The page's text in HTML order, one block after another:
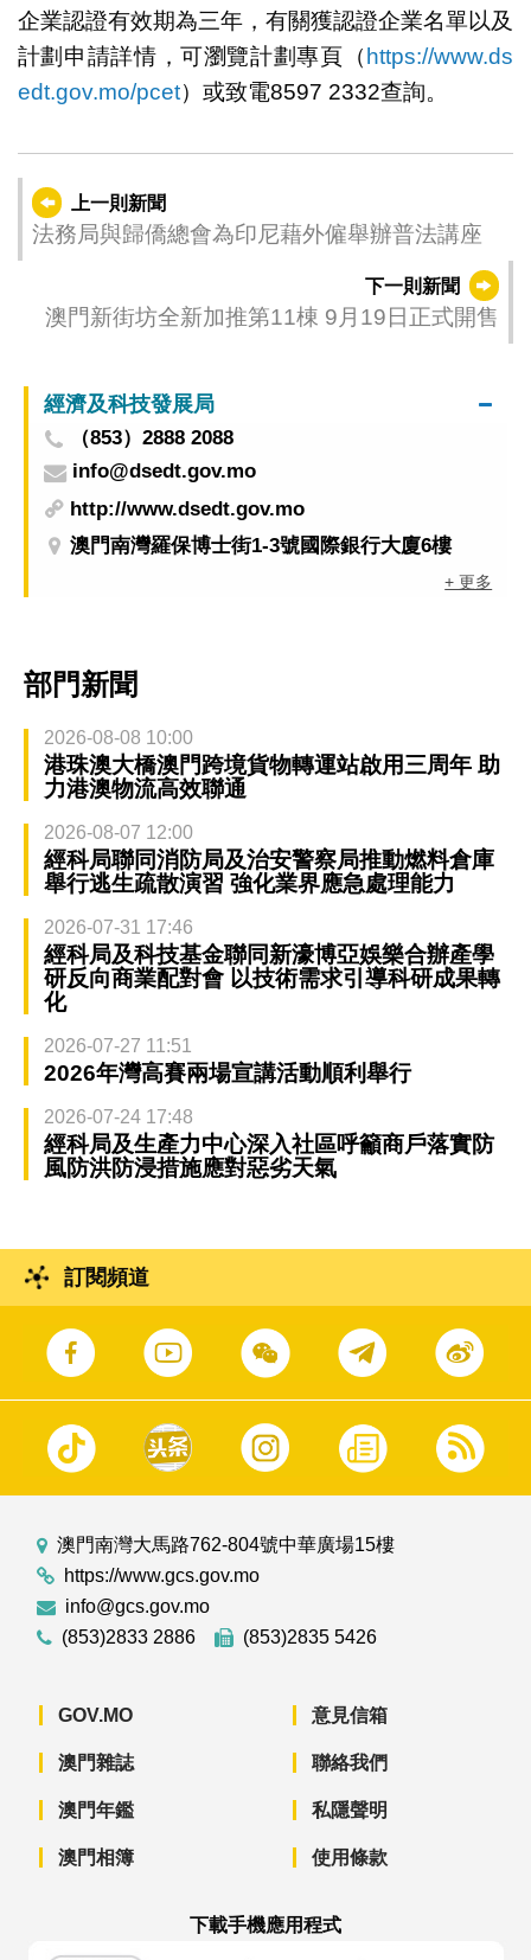
企業認證有效期為三年，有關獲認證企業名單以及
計劃申請詳情，可瀏覽計劃專頁（ https://www.ds
edt.gov.mo/pcet）或致電8597 2332查詢。
上一則新聞
法務局與歸僑總會為印尼藉外僱舉辦普法講座
下一則新聞
澳門新街坊全新加推第11棟 9月19日正式開售
經濟及科技發展局
（853）2888 2088
info@dsedt.gov.mo
http://www.dsedt.gov.mo
澳門南灣羅保博士街1-3號國際銀行大廈6樓
+ 更多
部門新聞
2026-08-08 10:00
港珠澳大橋澳門跨境貨物轉運站啟用三周年 助
力港澳物流高效聯通
2026-08-07 12:00
經科局聯同消防局及治安警察局推動燃料倉庫
舉行逃生疏散演習 強化業界應急處理能力
2026-07-31 17:46
經科局及科技基金聯同新濠博亞娛樂合辦產學
研反向商業配對會 以技術需求引導科研成果轉
化
2026-07-27 11:51
2026年灣高賽兩場宣講活動順利舉行
2026-07-24 17:48
經科局及生產力中心深入社區呼籲商戶落實防
風防洪防浸措施應對惡劣天氣
訂閱頻道
澳門南灣大馬路762-804號中華廣場15樓
https://www.gcs.gov.mo
info@gcs.gov.mo
(853)2833 2886
(853)2835 5426
GOV.MO
澳門雜誌
澳門年鑑
澳門相簿
意見信箱
聯絡我們
私隱聲明
使用條款
下載手機應用程式